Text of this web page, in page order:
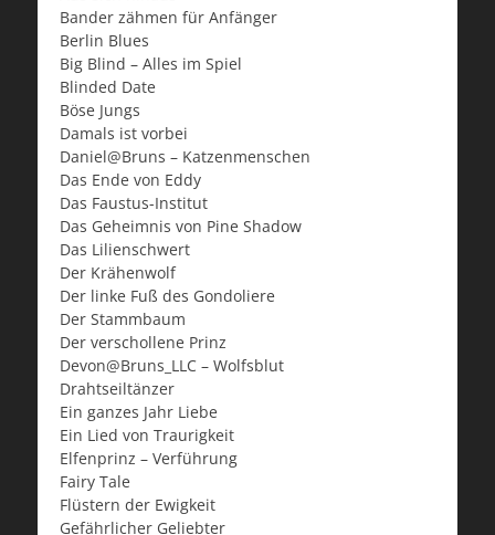
Bander zähmen für Anfänger
Berlin Blues
Big Blind – Alles im Spiel
Blinded Date
Böse Jungs
Damals ist vorbei
Daniel@Bruns – Katzenmenschen
Das Ende von Eddy
Das Faustus-Institut
Das Geheimnis von Pine Shadow
Das Lilienschwert
Der Krähenwolf
Der linke Fuß des Gondoliere
Der Stammbaum
Der verschollene Prinz
Devon@Bruns_LLC – Wolfsblut
Drahtseiltänzer
Ein ganzes Jahr Liebe
Ein Lied von Traurigkeit
Elfenprinz – Verführung
Fairy Tale
Flüstern der Ewigkeit
Gefährlicher Geliebter